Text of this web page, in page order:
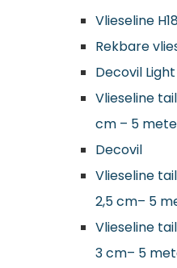
Vlieseline
Rekbare
Decovil Light
Vlieseline
cm – 5
Decovil
Vlieseline
2,5 cm– 5
Vlieseline
3 cm– 5